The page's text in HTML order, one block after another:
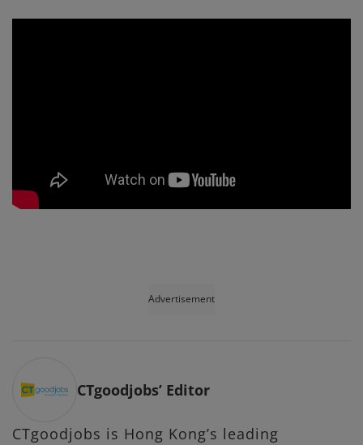
Advertisement
CTgoodjobs’ Editor
CTgoodjobs is Hong Kong’s leading